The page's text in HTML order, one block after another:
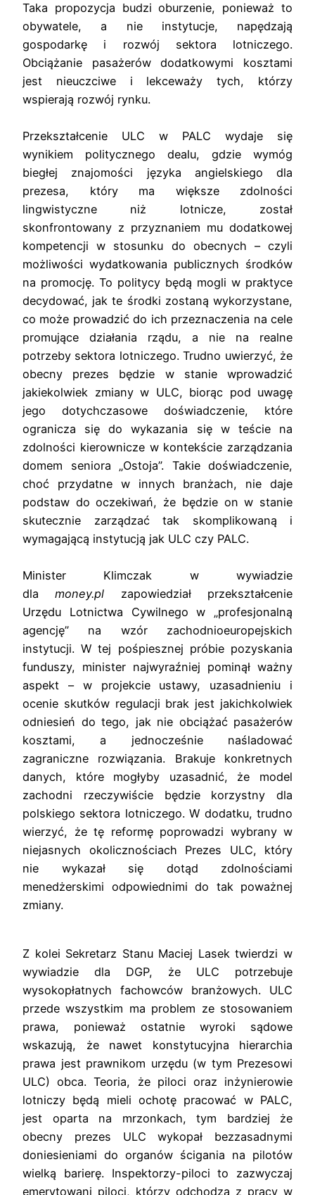
Taka propozycja budzi oburzenie, ponieważ to
obywatele, a nie instytucje, napędzają
gospodarkę i rozwój sektora lotniczego.
Obciążanie pasażerów dodatkowymi kosztami
jest nieuczciwe i lekceważy tych, którzy
wspierają rozwój rynku.
Przekształcenie ULC w PALC wydaje się
wynikiem politycznego dealu, gdzie wymóg
biegłej znajomości języka angielskiego dla
prezesa, który ma większe zdolności
lingwistyczne niż lotnicze, został
skonfrontowany z przyznaniem mu dodatkowej
kompetencji w stosunku do obecnych – czyli
możliwości wydatkowania publicznych środków
na promocję. To politycy będą mogli w praktyce
decydować, jak te środki zostaną wykorzystane,
co może prowadzić do ich przeznaczenia na cele
promujące działania rządu, a nie na realne
potrzeby sektora lotniczego. Trudno uwierzyć, że
obecny prezes będzie w stanie wprowadzić
jakiekolwiek zmiany w ULC, biorąc pod uwagę
jego dotychczasowe doświadczenie, które
ogranicza się do wykazania się w teście na
zdolności kierownicze w kontekście zarządzania
domem seniora „Ostoja”. Takie doświadczenie,
choć przydatne w innych branżach, nie daje
podstaw do oczekiwań, że będzie on w stanie
skutecznie zarządzać tak skomplikowaną i
wymagającą instytucją jak ULC czy PALC.
Minister Klimczak w wywiadzie
dlamoney.pl zapowiedział przekształcenie
Urzędu Lotnictwa Cywilnego w „profesjonalną
agencję” na wzór zachodnioeuropejskich
instytucji. W tej pośpiesznej próbie pozyskania
funduszy, minister najwyraźniej pominął ważny
aspekt – w projekcie ustawy, uzasadnieniu i
ocenie skutków regulacji brak jest jakichkolwiek
odniesień do tego, jak nie obciążać pasażerów
kosztami, a jednocześnie naśladować
zagraniczne rozwiązania. Brakuje konkretnych
danych, które mogłyby uzasadnić, że model
zachodni rzeczywiście będzie korzystny dla
polskiego sektora lotniczego. W dodatku, trudno
wierzyć, że tę reformę poprowadzi wybrany w
niejasnych okolicznościach Prezes ULC, który
nie wykazał się dotąd zdolnościami
menedżerskimi odpowiednimi do tak poważnej
zmiany.
Z kolei Sekretarz Stanu Maciej Lasek twierdzi w
wywiadzie dla DGP, że ULC potrzebuje
wysokopłatnych fachowców branżowych. ULC
przede wszystkim ma problem ze stosowaniem
prawa, ponieważ ostatnie wyroki sądowe
wskazują, że nawet konstytucyjna hierarchia
prawa jest prawnikom urzędu (w tym Prezesowi
ULC) obca. Teoria, że piloci oraz inżynierowie
lotniczy będą mieli ochotę pracować w PALC,
jest oparta na mrzonkach, tym bardziej że
obecny prezes ULC wykopał bezzasadnymi
doniesieniami do organów ścigania na pilotów
wielką barierę. Inspektorzy-piloci to zazwyczaj
emerytowani piloci, którzy odchodzą z pracy w